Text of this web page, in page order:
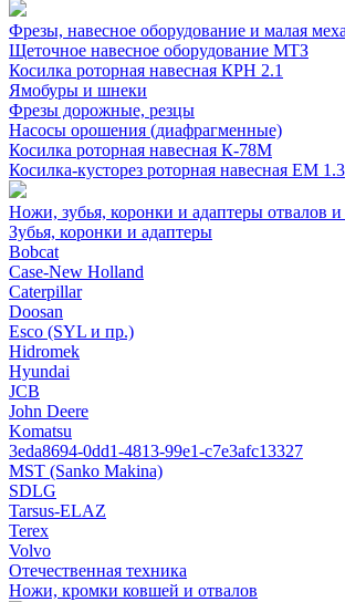
Фрезы, навесное оборудование и малая
Щеточное навесное оборудование МТЗ
Косилка роторная навесная КРН 2.1
Ямобуры и шнеки
Фрезы дорожные, резцы
Насосы орошения (диафрагменные)
Косилка роторная навесная К-78М
Косилка-кусторез роторная навесная ЕМ 1.3
Ножи, зубья, коронки и адаптеры отвалов
Зубья, коронки и адаптеры
Bobcat
Case-New Holland
Caterpillar
Doosan
Esco (SYL и пр.)
Hidromek
Hyundai
JCB
John Deere
Komatsu
3eda8694-0dd1-4813-99e1-c7e3afc13327
MST (Sanko Makina)
SDLG
Tarsus-ELAZ
Terex
Volvo
Отечественная техника
Ножи, кромки ковшей и отвалов